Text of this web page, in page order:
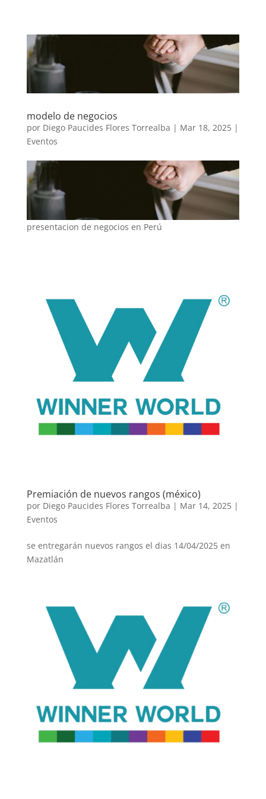
modelo de negocios
por Diego Paucides Flores Torrealba | Mar 18, 2025|
Eventos
presentacion de negocios en Perú
Premiación de nuevos rangos (méxico)
por Diego Paucides Flores Torrealba | Mar 14, 2025|
Eventos
se entregarán nuevos rangos el dias 14/04/2025 en
Mazatlán